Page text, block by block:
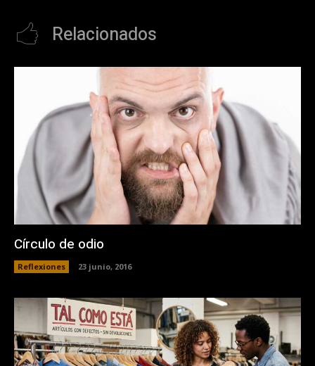
Relacionados
Círculo de odio
Reflexiones 23 junio, 2016